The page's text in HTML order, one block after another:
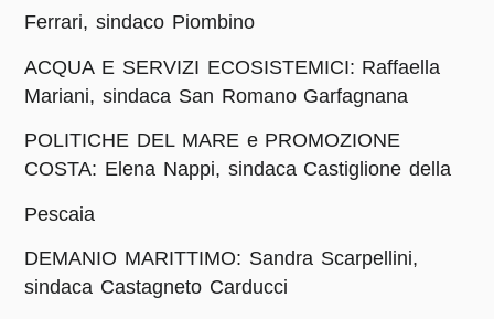
Ferrari, sindaco Piombino
ACQUA E SERVIZI ECOSISTEMICI: Raffaella
Mariani, sindaca San Romano Garfagnana
POLITICHE DEL MARE e PROMOZIONE
COSTA: Elena Nappi, sindaca Castiglione della
Pescaia
DEMANIO MARITTIMO: Sandra Scarpellini,
sindaca Castagneto Carducci